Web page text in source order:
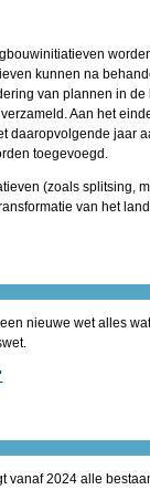
kunnen na
van plannen in
Aan het
daaropvolgende jaar
toegevoegd.
(zoals splitsing,
van het
nieuwe wet alles
vanaf 2024 alle